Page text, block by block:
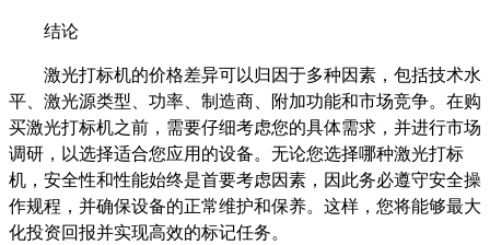
结论
激光打标机的价格差异可以归因于多种因素，包括技术水
平、激光源类型、功率、制造商、附加功能和市场竞争。在购
买激光打标机之前，需要仔细考虑您的具体需求，并进行市场
调研，以选择适合您应用的设备。无论您选择哪种激光打标
机，安全性和性能始终是首要考虑因素，因此务必遵守安全操
作规程，并确保设备的正常维护和保养。这样，您将能够最大
化投资回报并实现高效的标记任务。